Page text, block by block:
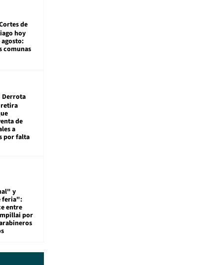
de
hoy
agosto:
comunas
Derrota
de
a
por falta
y
feria":
entre
por